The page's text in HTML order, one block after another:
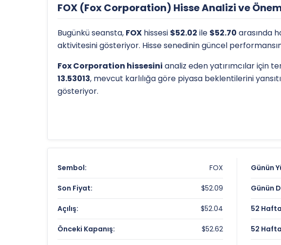
FOX (Fox Corporation) Hisse Analizi ve
Bugünkü seansta, FOX hissesi $52.02 ile $52.70 arasında
aktivitesini gösteriyor. Hisse senedinin güncel
Fox Corporation hissesini analiz eden yatırımcılar için
13.53013, mevcut karlılığa göre piyasa beklentilerini
gösteriyor.
eder.
Güncel Fiyat:
Günlük Değişim:
Temettü Getirisi:
Fox Corporation Değerleme Çarpanları
Sembol: FOX
Son Fiyat: $52.09
Açılış: $52.04
Önceki Kapanış: $52.62
Günün
Günün
52
52